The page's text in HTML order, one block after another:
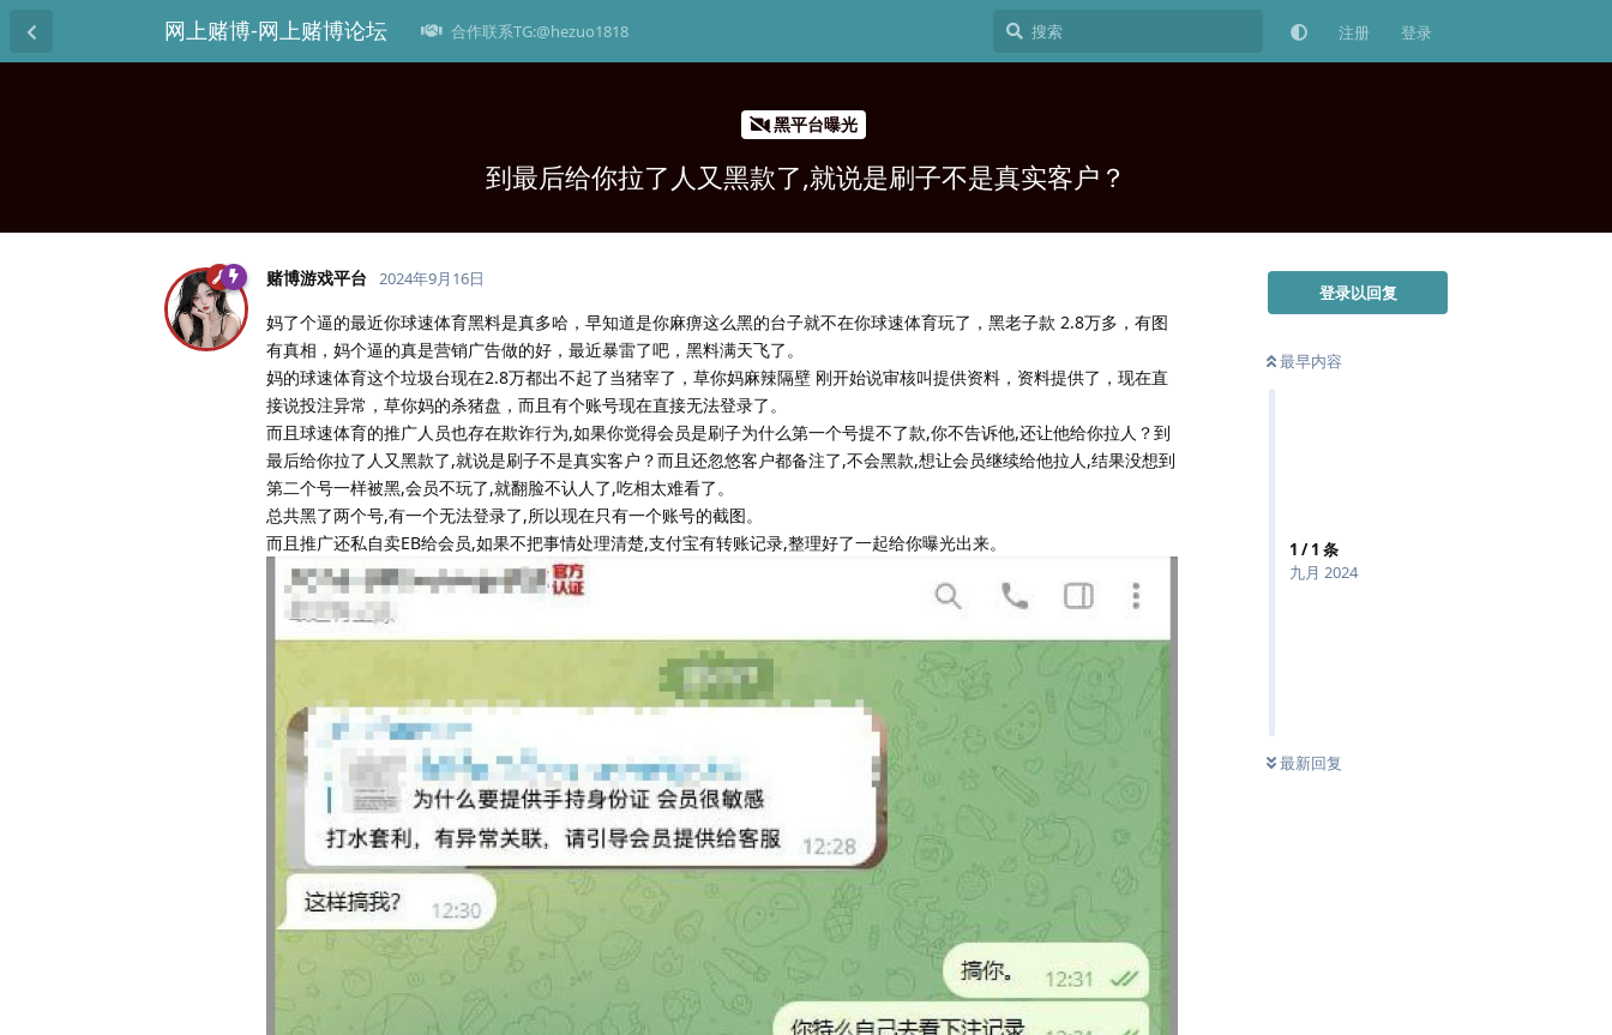
网上赌博-网上赌博论坛 合作联系TG:@hezuo1818 注册 登录
黑平台曝光
到最后给你拉了人又黑款了,就说是刷子不是真实客户？
登录以回复
最早内容
1 /1 条
九月 2024
最新回复
赌博游戏平台 2024年9月16日
妈了个逼的最近你球速体育黑料是真多哈，早知道是你麻痹这么黑的台子就不在你球速体育玩了，黑老子款 2.8万多，有图
有真相，妈个逼的真是营销广告做的好，最近暴雷了吧，黑料满天飞了。
妈的球速体育这个垃圾台现在2.8万都出不起了当猪宰了，草你妈麻辣隔壁 刚开始说审核叫提供资料，资料提供了，现在直
接说投注异常，草你妈的杀猪盘，而且有个账号现在直接无法登录了。
而且球速体育的推广人员也存在欺诈行为,如果你觉得会员是刷子为什么第一个号提不了款,你不告诉他,还让他给你拉人？到
最后给你拉了人又黑款了,就说是刷子不是真实客户？而且还忽悠客户都备注了,不会黑款,想让会员继续给他拉人,结果没想到
第二个号一样被黑,会员不玩了,就翻脸不认人了,吃相太难看了。
总共黑了两个号,有一个无法登录了,所以现在只有一个账号的截图。
而且推广还私自卖EB给会员,如果不把事情处理清楚,支付宝有转账记录,整理好了一起给你曝光出来。